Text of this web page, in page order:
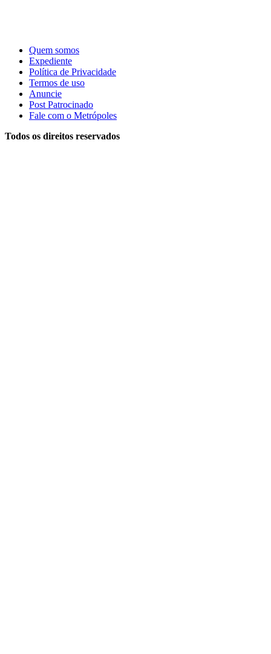
Quem somos
Expediente
Política de Privacidade
Termos de uso
Anuncie
Post Patrocinado
Fale com o Metrópoles
Todos os direitos reservados